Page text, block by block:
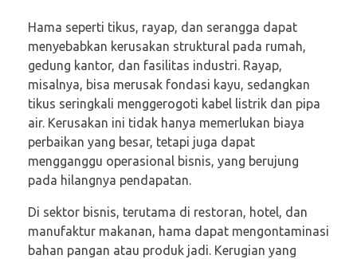
Hama seperti tikus, rayap, dan serangga dapat
menyebabkan kerusakan struktural pada rumah,
gedung kantor, dan fasilitas industri. Rayap,
misalnya, bisa merusak fondasi kayu, sedangkan
tikus seringkali menggerogoti kabel listrik dan pipa
air. Kerusakan ini tidak hanya memerlukan biaya
perbaikan yang besar, tetapi juga dapat
mengganggu operasional bisnis, yang berujung
pada hilangnya pendapatan.
Di sektor bisnis, terutama di restoran, hotel, dan
manufaktur makanan, hama dapat mengontaminasi
bahan pangan atau produk jadi. Kerugian yang